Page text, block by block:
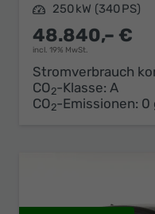
Leistung 250 kW (340 PS)
48.840,– €
incl. 19% MwSt.
Stromverbrauch
CO2-Klasse: A
CO2-Emissionen: 0